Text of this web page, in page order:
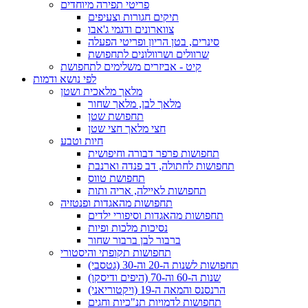
פריטי תפירה מיוחדים
תיקים חגורות וצעיפים
צווארונים ודגמי ג'אבו
סינרים, בטן הריון ופריטי הפעלה
שרוולים ושרוולונים לתחפושת
קיט - אביזרים משלימים לתחפושת
לפי נושא ודמות
מלאך מלאכית ושטן
מלאך לבן, מלאך שחור
תחפושת שטן
חצי מלאך חצי שטן
חיות וטבע
תחפושות פרפר דבורה וחיפושית
תחפושות לחתולה, דב פנדה וארנבת
תחפושת טווס
תחפושות לאיילה, אריה ותות
תחפושות מהאגדות ופנטזיה
תחפושות מהאגדות וסיפורי ילדים
נסיכות מלכות ופיות
ברבור לבן ברבור שחור
תחפושות תקופתי והיסטורי
תחפושות לשנות ה-20 וה-30 (גטסבי)
שנות ה-60 וה-70 (היפים ודיסקו)
הרנסנס והמאה ה-19 (ויקטוריאני)
תחפושות לדמויות תנ"כיות וחגים